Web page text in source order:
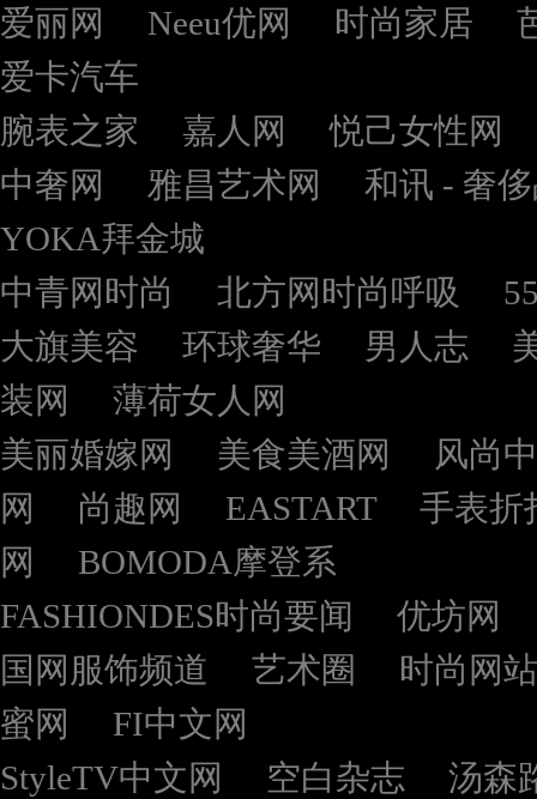
爱丽网 Neeu优网 时尚家居
爱卡汽车
腕表之家
嘉人网
悦己女性网
中奢网
雅昌艺术网
和讯 - 奢
YOKA拜金城
中青网时尚
北方网时尚呼吸
大旗美容
环球奢华 男人志
装网
薄荷女人网
美丽婚嫁网
美食美酒网
风尚
网
尚趣网 EASTART
手表折
网
BOMODA摩登系
FASHIONDES时尚要闻
优坊网
国网服饰频道
艺术圈
时尚网站
蜜网
FI中文网
StyleTV中文网
空白杂志
汤森